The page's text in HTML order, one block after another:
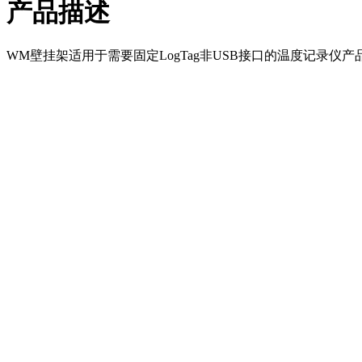
产品描述
WM壁挂架适用于需要固定LogTag非USB接口的温度记录仪产